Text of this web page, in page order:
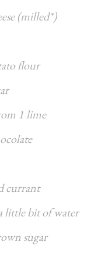
(milled*)
flour
1 lime
currant
little bit of water
sugar